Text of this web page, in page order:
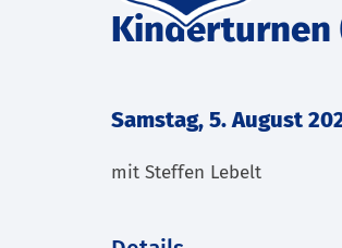
Kinderturnen
Samstag, 5. August
mit Steffen Lebelt